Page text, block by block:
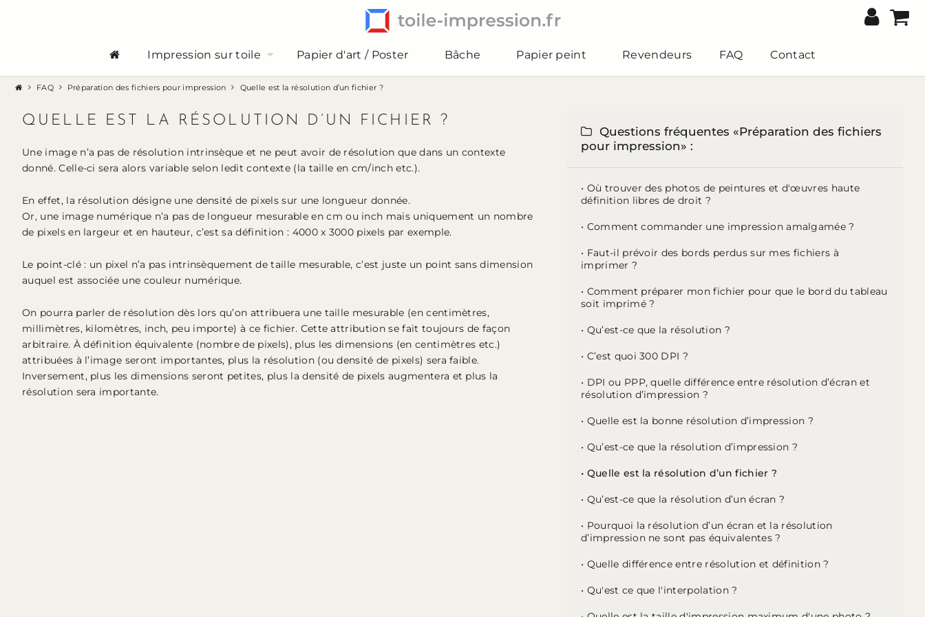
FAQ Préparation des fichiers pour impression Quelle est la résolution d’un fichier ?
Impression sur toile Papier d'art / Poster Bâche Papier peint Revendeurs FAQ Contact
QUELLE EST LA RÉSOLUTION D’UN FICHIER ?
Une image n’a pas de résolution intrinsèque et ne peut avoir de résolution que dans un contexte
donné. Celle-ci sera alors variable selon ledit contexte (la taille en cm/inch etc.).
En effet, la résolution désigne une densité de pixels sur une longueur donnée.
Or, une image numérique n’a pas de longueur mesurable en cm ou inch mais uniquement un nombre
de pixels en largeur et en hauteur, c’est sa définition : 4000 x 3000 pixels par exemple.
Le point-clé : un pixel n’a pas intrinsèquement de taille mesurable, c’est juste un point sans dimension
auquel est associée une couleur numérique.
On pourra parler de résolution dès lors qu’on attribuera une taille mesurable (en centimètres,
millimètres, kilomètres, inch, peu importe) à ce fichier. Cette attribution se fait toujours de façon
arbitraire. À définition équivalente (nombre de pixels), plus les dimensions (en centimètres etc.)
attribuées à l’image seront importantes, plus la résolution (ou densité de pixels) sera faible.
Inversement, plus les dimensions seront petites, plus la densité de pixels augmentera et plus la
résolution sera importante.
Questions fréquentes «Préparation des fichiers
pour impression» :
• Où trouver des photos de peintures et d'œuvres haute
définition libres de droit ?
• Comment commander une impression amalgamée ?
• Faut-il prévoir des bords perdus sur mes fichiers à
imprimer ?
• Comment préparer mon fichier pour que le bord du tableau
soit imprimé ?
• Qu’est-ce que la résolution ?
• C’est quoi 300 DPI ?
• DPI ou PPP, quelle différence entre résolution d’écran et
résolution d’impression ?
• Quelle est la bonne résolution d’impression ?
• Qu’est-ce que la résolution d’impression ?
• Quelle est la résolution d’un fichier ?
• Qu’est-ce que la résolution d’un écran ?
• Pourquoi la résolution d’un écran et la résolution
d’impression ne sont pas équivalentes ?
• Quelle différence entre résolution et définition ?
• Qu'est ce que l'interpolation ?